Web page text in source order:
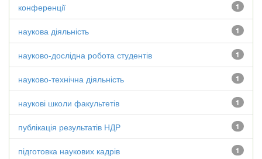
1
конференції
1
наукова діяльність
1
науково-дослідна робота студентів
1
науково-технічна діяльність
1
наукові школи факультетів
1
публікація результатів НДР
1
підготовка наукових кадрів